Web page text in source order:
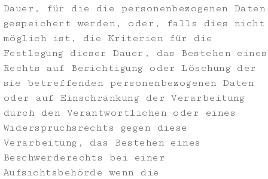
Dauer, für die die personenbezogenen Daten
gespeichert werden, oder, falls dies nicht
möglich ist, die Kriterien für die
Festlegung dieser Dauer, das Bestehen eines
Rechts auf Berichtigung oder Löschung der
sie betreffenden personenbezogenen Daten
oder auf Einschränkung der Verarbeitung
durch den Verantwortlichen oder eines
Widerspruchsrechts gegen diese
Verarbeitung, das Bestehen eines
Beschwerderechts bei einer
Aufsichtsbehörde wenn die